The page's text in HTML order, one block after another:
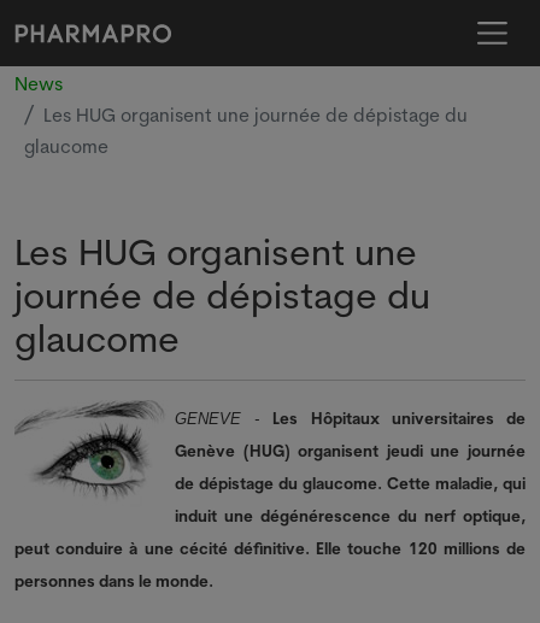
News
Les HUG organisent une journée de dépistage du
glaucome
Les HUG organisent une
journée de dépistage du
glaucome
GENEVE -
Les Hôpitaux universitaires de
Genève (HUG) organisent jeudi une journée
de dépistage du glaucome. Cette maladie, qui
induit une dégénérescence du nerf optique,
peut conduire à une cécité définitive. Elle touche 120 millions de
personnes dans le monde.